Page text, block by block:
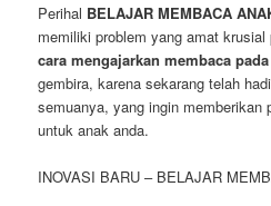
Perihal BELAJAR MEMBACA
memiliki problem yang amat krusial
cara mengajarkan membaca
gembira, karena sekarang telah
semuanya, yang ingin memberikan
untuk anak anda.
INOVASI BARU – BELAJAR